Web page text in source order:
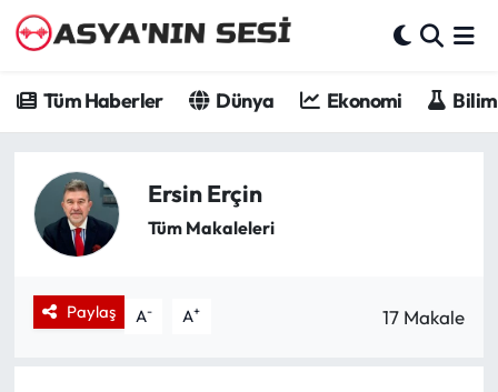
Tüm Haberler Dünya Ekonomi
Ersin Erçin
Tüm Makaleleri
Paylaş A- A+ 17 Makale
Ekonomi
Bilim - Teknoloji
Kültür - Sanat